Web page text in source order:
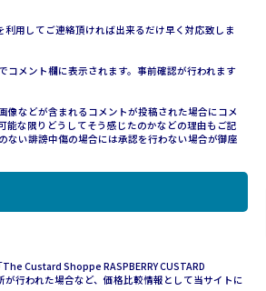
用してご連絡頂ければ出来るだけ早く対応致しま
メント欄に表示されます。事前確認が行われます
などが含まれるコメントが投稿された場合にコメ
能な限りどうしてそう感じたのかなどの理由もご記
ない誹謗中傷の場合には承認を行わない場合が御座
Custard Shoppe RASPBERRY CUSTARD
行われた場合など、価格比較情報として当サイトに